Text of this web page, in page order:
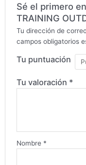
Sé el primero
TRAINING
Tu dirección de
campos obligatorios
Tu puntuación
Tu valoración *
Nombre *